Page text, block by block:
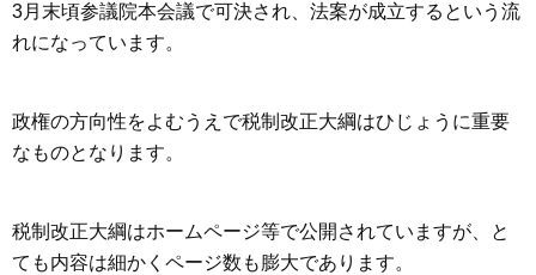
3月末頃参議院本会議で可決され、法案が成立するという流
れになっています。
政権の方向性をよむうえで税制改正大綱はひじょうに重要
なものとなります。
税制改正大綱はホームページ等で公開されていますが、と
ても内容は細かくページ数も膨大であります。